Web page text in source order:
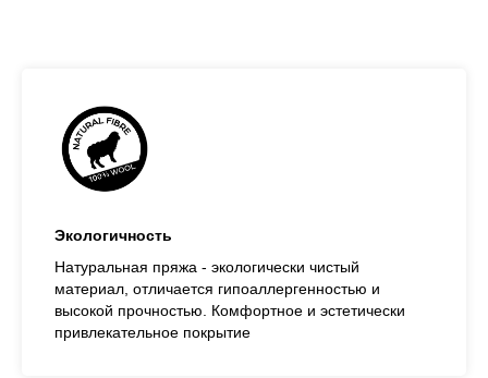
Экологичность
Натуральная пряжа - экологически чистый
материал, отличается гипоаллергенностью и
высокой прочностью. Комфортное и эстетически
привлекательное покрытие